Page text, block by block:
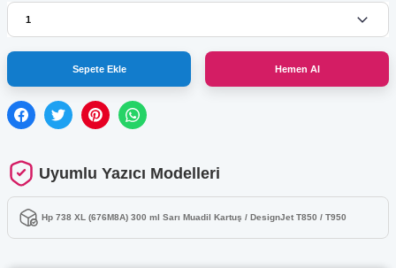
Sepete Ekle Hemen Al
Uyumlu Yazıcı Modelleri
Hp 738 XL (676M8A) 300 ml Sarı Muadil Kartuş / DesignJet T850 / T950